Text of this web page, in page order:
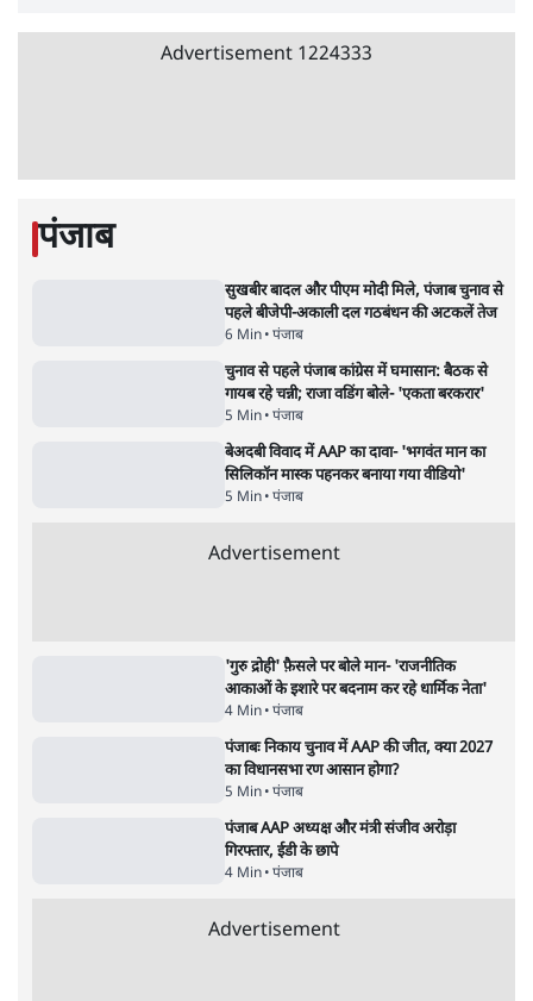
Advertisement 1224333
पंजाब
सुखबीर बादल और पीएम मोदी मिले, पंजाब चुनाव से
पहले बीजेपी-अकाली दल गठबंधन की अटकलें तेज
6 Min• पंजाब
चुनाव से पहले पंजाब कांग्रेस में घमासान: बैठक से
गायब रहे चन्नी; राजा वडिंग बोले- 'एकता बरकरार'
5 Min• पंजाब
बेअदबी विवाद में AAP का दावा- 'भगवंत मान का
सिलिकॉन मास्क पहनकर बनाया गया वीडियो'
5 Min• पंजाब
Advertisement
'गुरु द्रोही' फ़ैसले पर बोले मान- 'राजनीतिक
आकाओं के इशारे पर बदनाम कर रहे धार्मिक नेता'
4 Min• पंजाब
पंजाबः निकाय चुनाव में AAP की जीत, क्या 2027
का विधानसभा रण आसान होगा?
5 Min• पंजाब
पंजाब AAP अध्यक्ष और मंत्री संजीव अरोड़ा
गिरफ्तार, ईडी के छापे
4 Min• पंजाब
Advertisement